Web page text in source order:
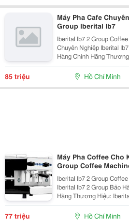
Máy Pha Cafe
Group Iberital Ib7
Iberital Ib7 2 Group Coffee Machine
Chuyên Nghiệp Iberital Ib7 2 Group Bảo
Hàng Chính Hãng
84.979.000 Đ Giá Bán Ưu Đãi: 77.000.000 Vnd Mô Tả:
Máy Truyền Thống
85 triệu Hồ Chí Minh
Máy Pha Coffee Cho
Group Coffee
Iberital Ib7 2 Group Coffee Machine
Iberital Ib7 2 Group Bảo Hành: 18 Tháng Hàng Chính
Hãng Thương Hiệu: Iberital Giá:
Truyền Thống Espresso 2 Tay Cầm. - 2
Nước Nóng -
77 triệu Hồ Chí Minh